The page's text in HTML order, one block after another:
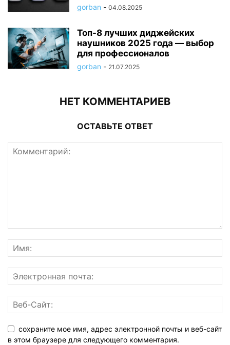
gorban - 04.08.2025
Топ-8 лучших диджейских
наушников 2025 года — выбор
для профессионалов
gorban - 21.07.2025
НЕТ КОММЕНТАРИЕВ
ОСТАВЬТЕ ОТВЕТ
сохраните мое имя, адрес электронной почты и веб-сайт
в этом браузере для следующего комментария.